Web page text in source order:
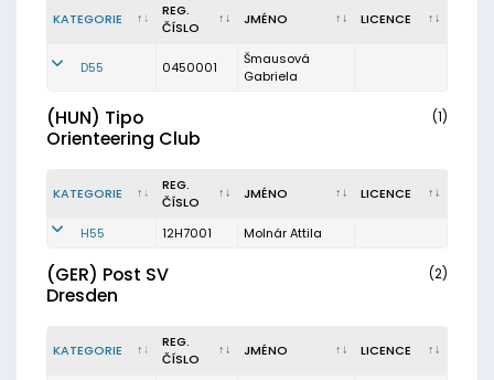
KATEGORIE
REG.
ČÍSLO
JMÉNO LICENCE
D55 0450001
Šmausová
Gabriela
(HUN) Tipo
Orienteering Club
(1)
KATEGORIE
REG.
ČÍSLO
JMÉNO LICENCE
H55 12H7001 Molnár Attila
(GER) Post SV
Dresden
(2)
KATEGORIE
REG.
ČÍSLO
JMÉNO LICENCE